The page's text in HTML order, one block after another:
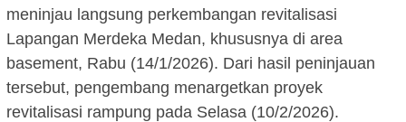
meninjau langsung perkembangan revitalisasi
Lapangan Merdeka Medan, khususnya di area
basement, Rabu (14/1/2026). Dari hasil peninjauan
tersebut, pengembang menargetkan proyek
revitalisasi rampung pada Selasa (10/2/2026).